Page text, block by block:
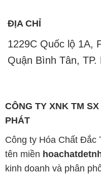
ĐỊA CHỈ
1229C Quốc lộ 1A,
Quận Bình Tân, TP.
CÔNG TY XNK TM
PHÁT
Công ty Hóa Chất Đắc
tên miền
kinh doanh và phân